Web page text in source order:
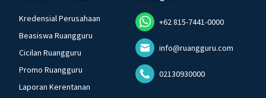
Kredensial Perusahaan
Beasiswa Ruangguru
Cicilan Ruangguru
Promo Ruangguru
Laporan Kerentanan
+62 815-7441-0000
info@ruangguru.com
02130930000